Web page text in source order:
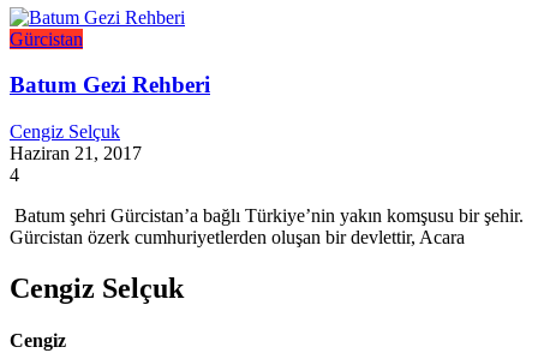
Gürcistan
Batum Gezi Rehberi
Cengiz Selçuk
Haziran 21, 2017
4
Batum şehri Gürcistan’a bağlı Türkiye’nin yakın komşusu bir şehir.
Gürcistan özerk cumhuriyetlerden oluşan bir devlettir, Acara
Cengiz Selçuk
Cengiz